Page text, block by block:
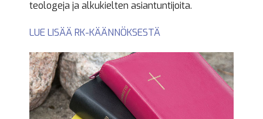
teologeja ja alkukielten asiantuntijoita.
LUE LISÄÄ RK-KÄÄNNÖKSESTÄ